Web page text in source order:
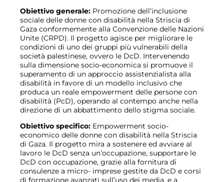
Obiettivo generale: Promozione dell’inclusione
sociale delle donne con disabilità nella Striscia di
Gaza conformemente alla Convenzione delle Nazioni
Unite (CRPD). Il progetto agisce per migliorare le
condizioni di uno dei gruppi più vulnerabili della
società palestinese, ovvero le DcD. Intervenendo
sulla dimensione socio-economica si promuove il
superamento di un approccio assistenzialista alla
disabilità in favore di un modello inclusivo che
produca un reale empowerment delle persone con
disabilità (PcD), operando al contempo anche nella
direzione di un abbattimento dello stigma sociale.
Obiettivo specifico: Empowerment socio-
economico delle donne con disabilità nella Striscia
di Gaza. Il progetto mira a sostenere ed avviare al
lavoro le DcD senza un’occupazione, supportare le
DcD con occupazione, grazie alla fornitura di
consulenze a micro- imprese gestite da DcD e corsi
di formazione avanzati sull’uso dei media, e a